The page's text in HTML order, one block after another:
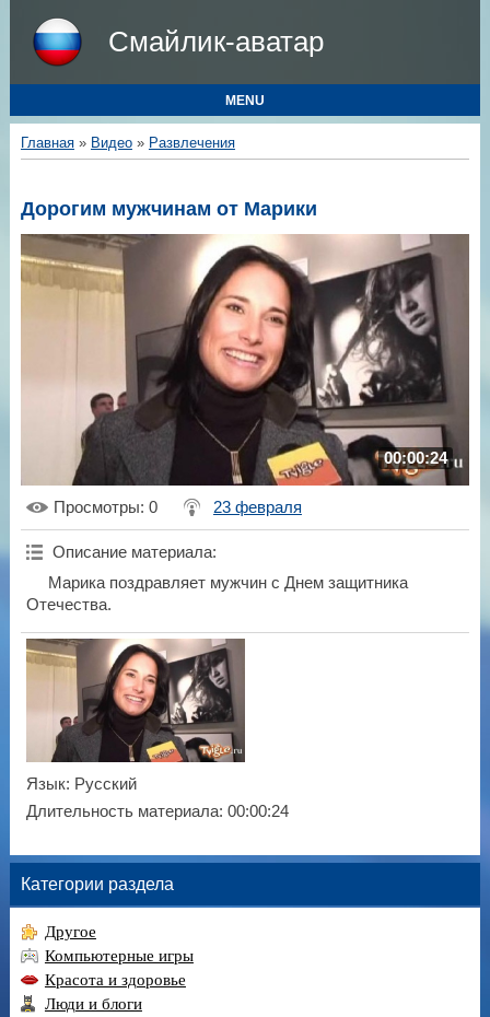
Смайлик-аватар
MENU
Главная» Видео» Развлечения
Дорогим мужчинам от Марики
00:00:24
Просмотры: 0 23 февраля
Описание материала:
Марика поздравляет мужчин с Днем защитника
Отечества.
Язык: Русский
Длительность материала: 00:00:24
Категории раздела
Другое
Компьютерные игры
Красота и здоровье
Люди и блоги